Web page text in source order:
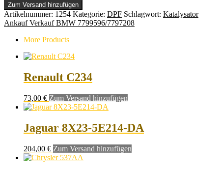
Zum Versand hinzufügen
Artikelnummer: 1254 Kategorie: DPF Schlagwort: Katalysator
Ankauf Verkauf BMW 7799596/7797208
More Products
Renault C234
73,00 € Zum Versand hinzufügen
Jaguar 8X23-5E214-DA
204,00 € Zum Versand hinzufügen